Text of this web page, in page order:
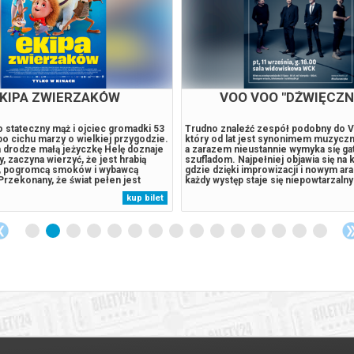
ZWIERZAKÓW
stateczny mąż i ojciec gromadki 53
cichu marzy o wielkiej przygodzie.
drodze małą jeżyczkę Helę doznaje
zaczyna wierzyć, że jest hrabią
pogromcą smoków i wybawcą
że świat pełen jest
wyzwań, porzuca rodzinne strony,
złem i nieść pomoc słabszym. U
kroczy Hela,...
kup bilet
SPIDER-MAN.
Peter jest teraz dorosłym
samotnie - od czasu, gdy z własnej
się z życia i pamięci tych, których
przestępczością w Nowym Jorku,
jego imienia, w pełni poświęcił się
Gdy rosnące wymagania zaczynają
niepokojący...